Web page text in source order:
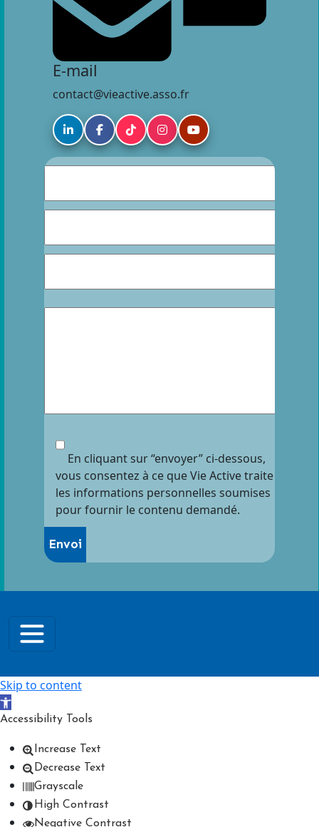
E-mail
contact@vieactive.asso.fr
En cliquant sur “envoyer” ci-dessous,
vous consentez à ce que Vie Active traite
les informations personnelles soumises
pour fournir le contenu demandé.
Skip to content
Open toolbar
Accessibility Tools
Increase Text
Decrease Text
Grayscale
High Contrast
Negative Contrast